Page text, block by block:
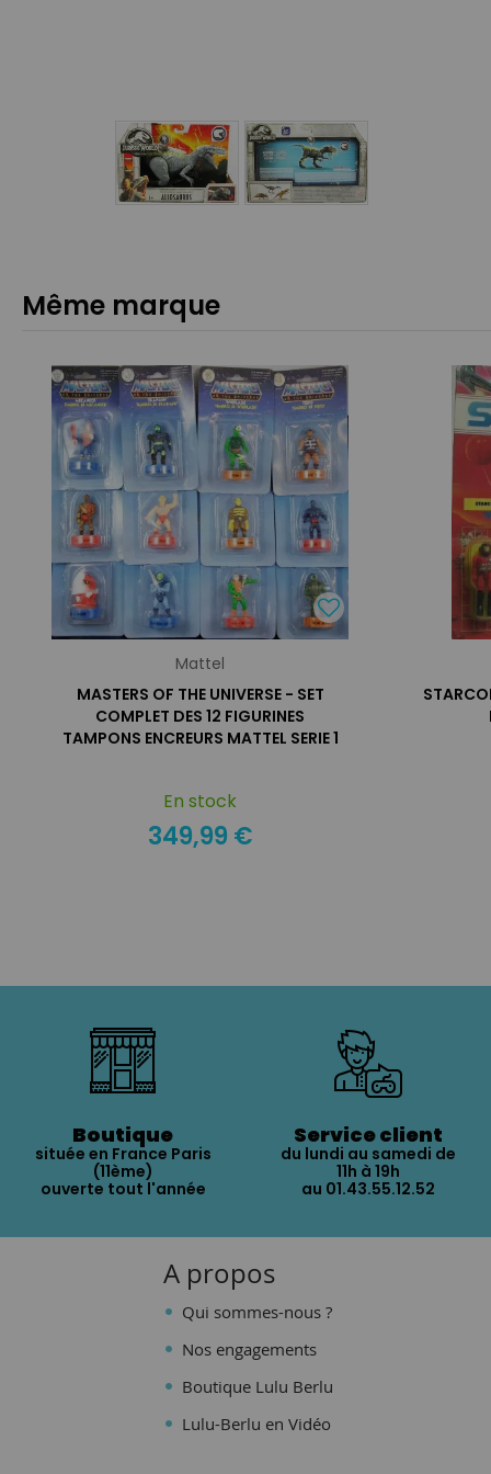
Même marque
Mattel
MASTERS OF THE UNIVERSE - SET
COMPLET DES 12 FIGURINES
TAMPONS ENCREURS MATTEL SERIE 1
En stock
349,99 €
Boutique
située en France Paris
(11ème)
ouverte tout l'année
Service client
du lundi au samedi de
11h à 19h
au 01.43.55.12.52
A propos
Qui sommes-nous ?
Nos engagements
Boutique Lulu Berlu
Lulu-Berlu en Vidéo